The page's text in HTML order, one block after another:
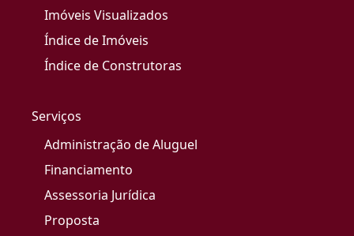
Imóveis Visualizados
Índice de Imóveis
Índice de Construtoras
Serviços
Administração de Aluguel
Financiamento
Assessoria Jurídica
Proposta